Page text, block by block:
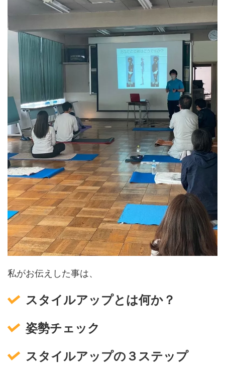
私がお伝えした事は、
スタイルアップとは何か？
姿勢チェック
スタイルアップの３ステップ